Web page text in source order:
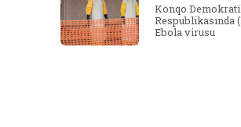
Konqo
Respublikasında
Ebola virusu